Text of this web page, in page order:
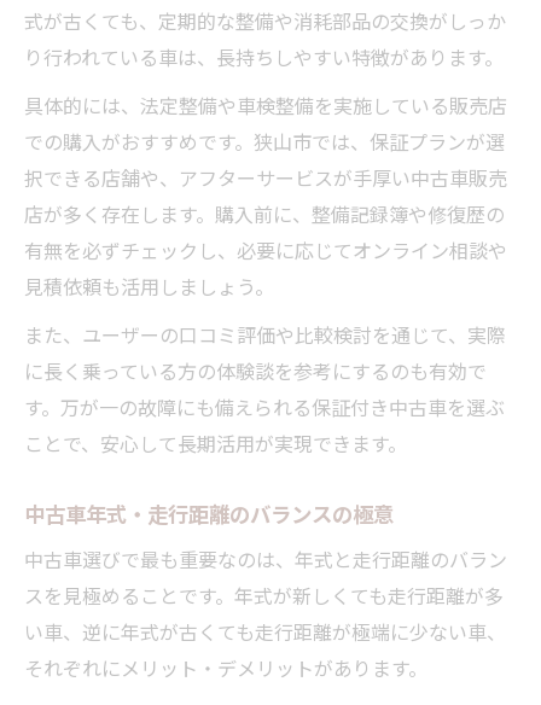
式が古くても、定期的な整備や消耗部品の交換がしっか
り行われている車は、長持ちしやすい特徴があります。
具体的には、法定整備や車検整備を実施している販売店
での購入がおすすめです。狭山市では、保証プランが選
択できる店舗や、アフターサービスが手厚い中古車販売
店が多く存在します。購入前に、整備記録簿や修復歴の
有無を必ずチェックし、必要に応じてオンライン相談や
見積依頼も活用しましょう。
また、ユーザーの口コミ評価や比較検討を通じて、実際
に長く乗っている方の体験談を参考にするのも有効で
す。万が一の故障にも備えられる保証付き中古車を選ぶ
ことで、安心して長期活用が実現できます。
中古車年式・走行距離のバランスの極意
中古車選びで最も重要なのは、年式と走行距離のバラン
スを見極めることです。年式が新しくても走行距離が多
い車、逆に年式が古くても走行距離が極端に少ない車、
それぞれにメリット・デメリットがあります。